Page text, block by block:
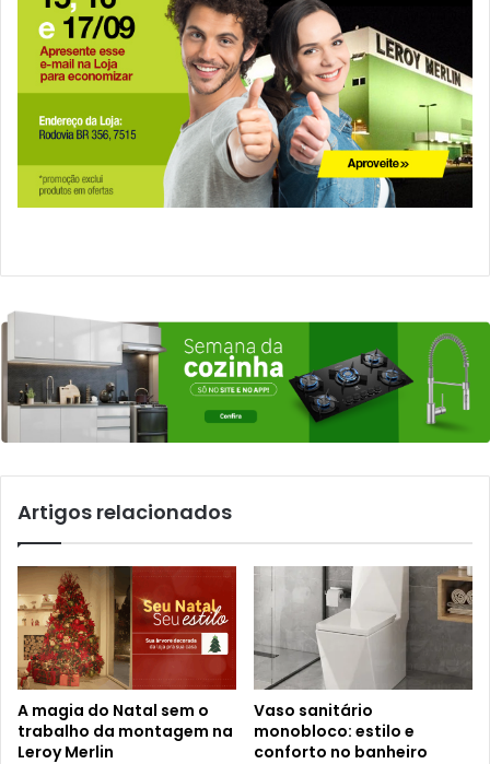
Artigos relacionados
A magia do Natal sem o
trabalho da montagem na
Leroy Merlin
Vaso sanitário
monobloco: estilo e
conforto no banheiro